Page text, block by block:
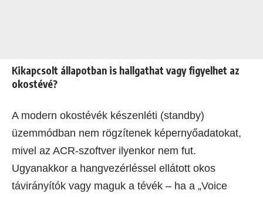
Kikapcsolt állapotban is hallgathat vagy figyelhet az
okostévé?
A modern okostévék készenléti (standby)
üzemmódban nem rögzítenek képernyőadatokat,
mivel az ACR-szoftver ilyenkor nem fut.
Ugyanakkor a hangvezérléssel ellátott okos
távirányítók vagy maguk a tévék – ha a „Voice